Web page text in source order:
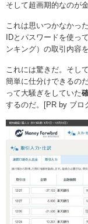
そして超画期的なのが
これは思いつかなかっ
IDとパスワードを使っ
ンキング）の取引内容
これには驚きだ。そし
簡単に仕分けできるの
って大騒ぎをしていた
するのだ。[PR by ブロ